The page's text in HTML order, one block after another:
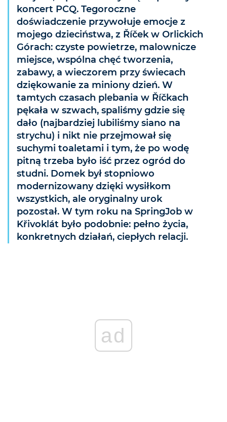
koncert PCQ. Tegoroczne
doświadczenie przywołuje emocje z
mojego dzieciństwa, z Říček w Orlickich
Górach: czyste powietrze, malownicze
miejsce, wspólna chęć tworzenia,
zabawy, a wieczorem przy świecach
dziękowanie za miniony dzień. W
tamtych czasach plebania w Říčkach
pękała w szwach, spaliśmy gdzie się
dało (najbardziej lubiliśmy siano na
strychu) i nikt nie przejmował się
suchymi toaletami i tym, że po wodę
pitną trzeba było iść przez ogród do
studni. Domek był stopniowo
modernizowany dzięki wysiłkom
wszystkich, ale oryginalny urok
pozostał. W tym roku na SpringJob w
Křivoklát było podobnie: pełno życia,
konkretnych działań, ciepłych relacji.
ad